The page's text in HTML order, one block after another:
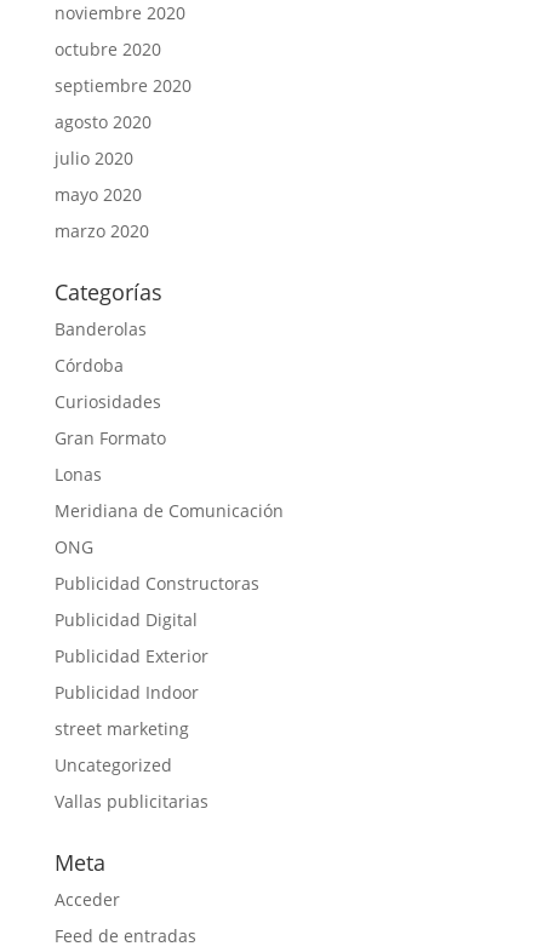
noviembre 2020
octubre 2020
septiembre 2020
agosto 2020
julio 2020
mayo 2020
marzo 2020
Categorías
Banderolas
Córdoba
Curiosidades
Gran Formato
Lonas
Meridiana de Comunicación
ONG
Publicidad Constructoras
Publicidad Digital
Publicidad Exterior
Publicidad Indoor
street marketing
Uncategorized
Vallas publicitarias
Meta
Acceder
Feed de entradas